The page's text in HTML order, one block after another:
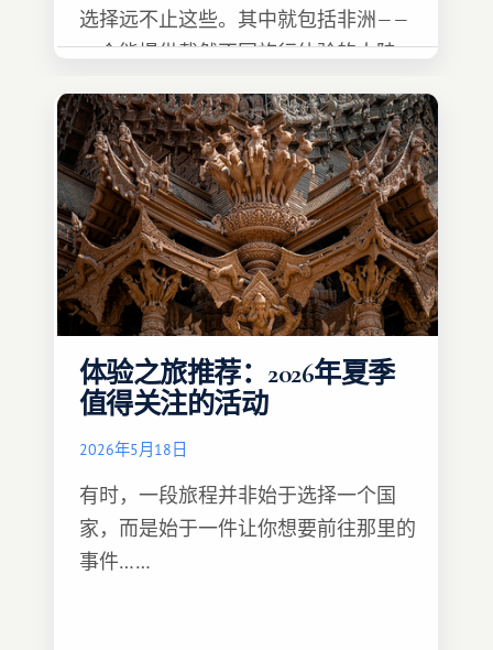
选择远不止这些。其中就包括非洲——
一个能提供截然不同旅行体验的大陆。
体验之旅推荐：2026年夏季
值得关注的活动
2026年5月18日
有时，一段旅程并非始于选择一个国
家，而是始于一件让你想要前往那里的
事件……